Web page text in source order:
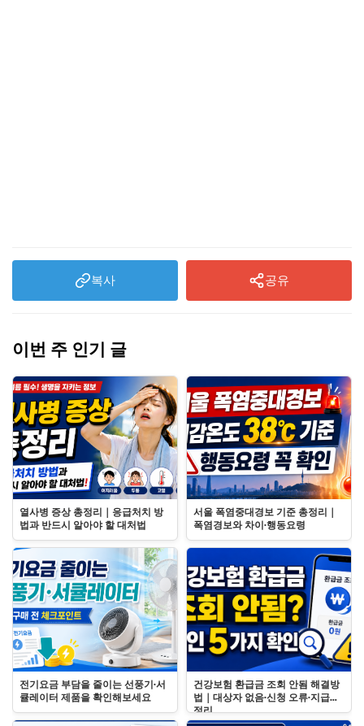
복사 공유
이번 주 인기 글
열사병 증상 총정리｜응급처치 방
법과 반드시 알아야 할 대처법
서울 폭염중대경보 기준 총정리｜
폭염경보와 차이·행동요령
전기요금 부담을 줄이는 선풍기·서
큘레이터 제품을 확인해보세요
건강보험 환급금 조회 안됨 해결방
법｜대상자 없음·신청 오류·지급일
정리